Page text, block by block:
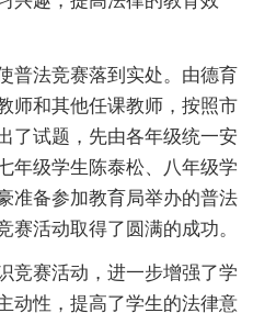
普法竞赛落到实处。由德育
师和其他任课教师，按照市
了试题，先由各年级统一安
年级学生陈泰松、八年级学
准备参加教育局举办的普法
赛活动取得了圆满的成功。
竞赛活动，进一步增强了学
动性，提高了学生的法律意